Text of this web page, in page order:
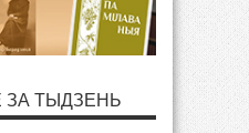
ТЫДЗЕНЬ